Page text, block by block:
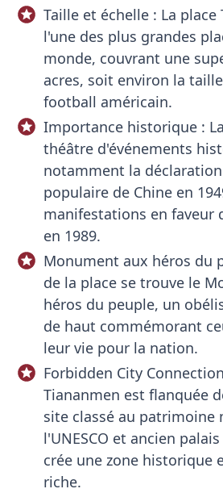
Taille et échelle : La
l'une des plus grandes
monde, couvrant une
acres, soit environ la
football américain.
Importance historique :
théâtre d'événements
notamment la
populaire de Chine en
manifestations en faveur
en 1989.
Monument aux héros du
de la place se trouve le
héros du peuple, un
de haut commémorant
leur vie pour la nation.
Forbidden City
Tiananmen est flanquée
site classé au patrimoine
l'UNESCO et ancien
crée une zone historique
riche.